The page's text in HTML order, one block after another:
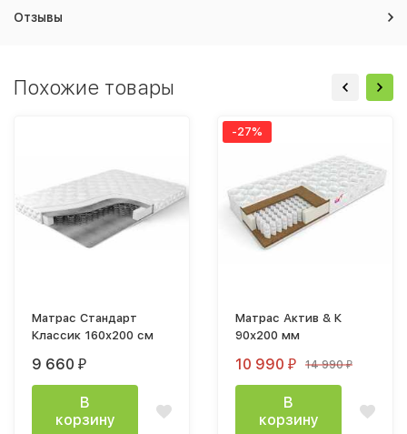
Отзывы
Похожие товары
Матрас Стандарт
Классик 160x200 см
9 660 ₽
В
корзину
-27%
Матрас Актив & К
90х200 мм
10 990 ₽ 14 990₽
В
корзину